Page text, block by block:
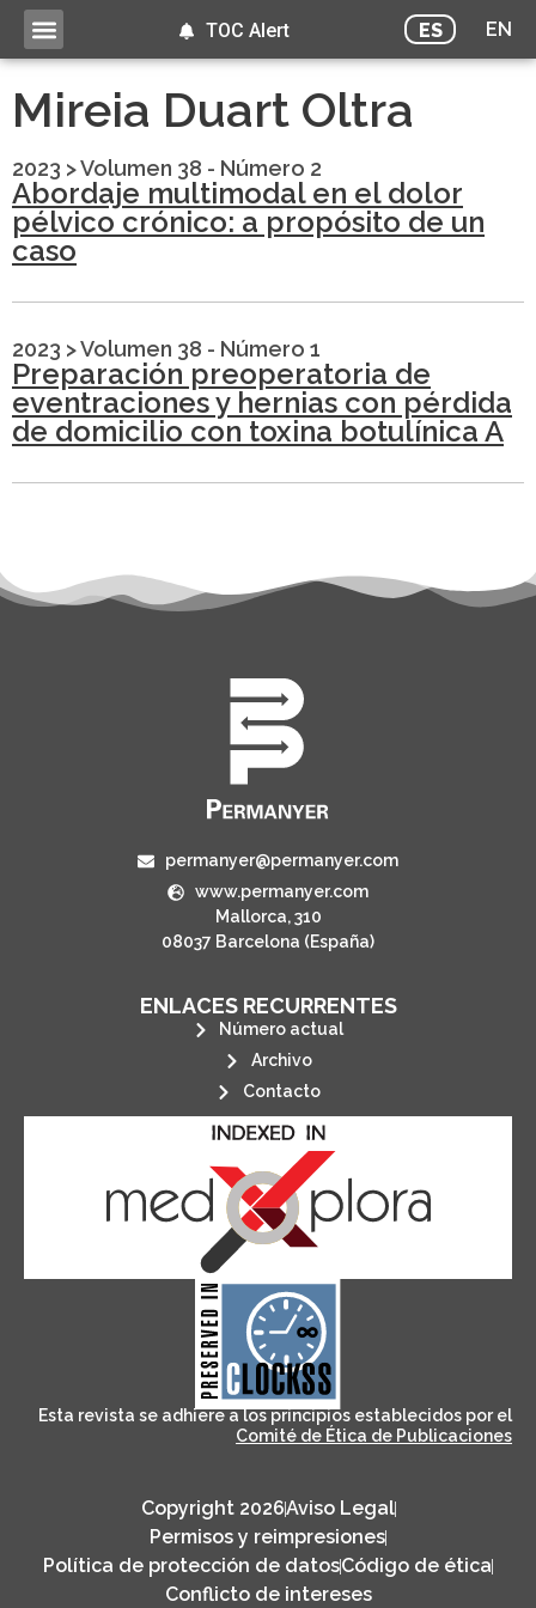
ES EN
TOC Alert
Mireia Duart Oltra
2023 >Volumen 38 - Número 2
Abordaje multimodal en el dolor
pélvico crónico: a propósito de un
caso
2023 >Volumen 38 - Número 1
Preparación preoperatoria de
eventraciones y hernias con pérdida
de domicilio con toxina botulínica A
permanyer@permanyer.com
www.permanyer.com
Mallorca, 310
08037 Barcelona (España)
ENLACES RECURRENTES
Número actual
Archivo
Contacto
CLOCKSS is a dak archive that
ensures the long-term survival
of web-based scholary
publications, governed by and for
its stakeholders.
Esta revista se adhiere a los principios establecidos por el
Comité de Ética de Publicaciones
Copyright 2026Aviso Legal
Permisos y reimpresiones
Política de protección de datosCódigo de ética
Conflicto de intereses